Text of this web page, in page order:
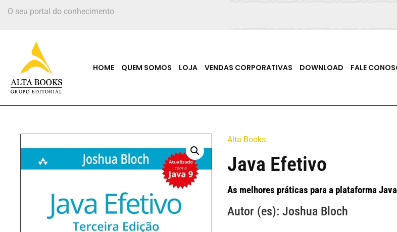
O seu portal do conhecimento
HOME QUEM SOMOS LOJA VENDAS CORPORATIVAS DOWNLOAD FALE
Alta Books
Java Efetivo
As melhores práticas para a plataforma Java
Autor (es): Joshua Bloch